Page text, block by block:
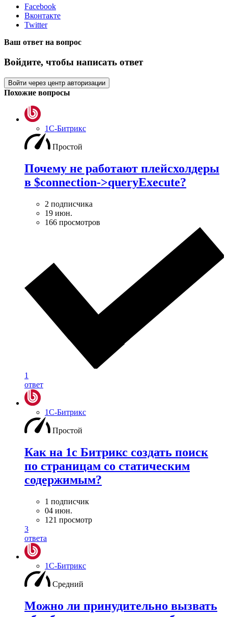
Facebook
Вконтакте
Twitter
Ваш ответ на вопрос
Войдите, чтобы написать ответ
Войти через центр авторизации
Похожие вопросы
1С-Битрикс
Простой
Почему не работают плейсхолдеры
в $connection->queryExecute?
2 подписчика
19 июн.
166 просмотров
1
ответ
1С-Битрикс
Простой
Как на 1с Битрикс создать поиск
по страницам со статическим
содержимым?
1 подписчик
04 июн.
121 просмотр
3
ответа
1С-Битрикс
Средний
Можно ли принудительно вызвать